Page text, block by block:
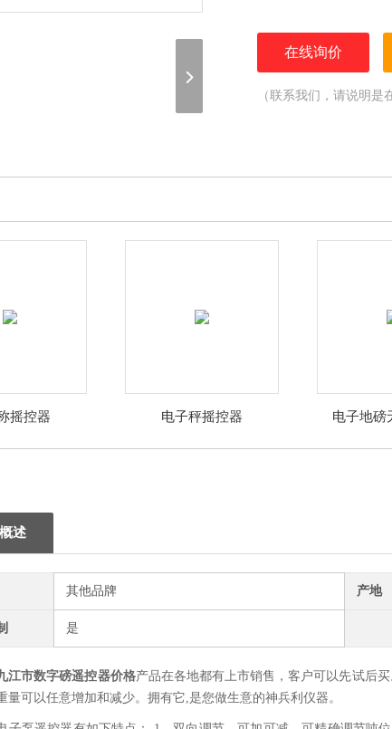
在线询价
（联系我们，请说明是
摇控器 电子秤摇控器 电子地磅
述
其他品牌 产地
是
江市数字磅遥控器价格产品在各地都有上市销售，客户可以先试后
量可以任意增加和减少。拥有它,是您做生意的神兵利仪器。